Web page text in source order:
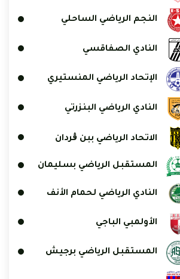
النجم الرياضي الساحلي
النادي الصفاقسي
الإتحاد الرياضي المنستيري
النادي الرياضي البنزرتي
الاتحاد الرياضي ببن ڨردان
المستقبل الرياضي بسليمان
النادي الرياضي لحمام الأنف
الأولمبي الباجي
المستقبل الرياضي برجيش